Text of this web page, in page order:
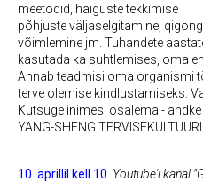
meetodid, haiguste tekkimise
põhjuste väljaselgitamine, qigong
võimlemine jm. Tuhandete
kasutada ka suhtlemises, oma
Annab teadmisi oma organismi
terve olemise kindlustamiseks.
Kutsuge inimesi osalema -
YANG-SHENG
10. aprillil kell 10 Youtube'i kanal